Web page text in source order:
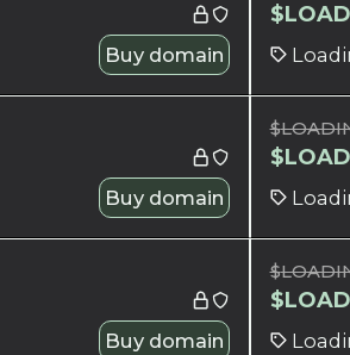
Buy domain
$
Buy domain
$
$
Buy domain
$
$